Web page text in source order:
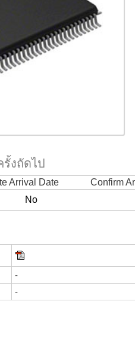
งถัดไป
Arrival Date
Confirm
No
-
-